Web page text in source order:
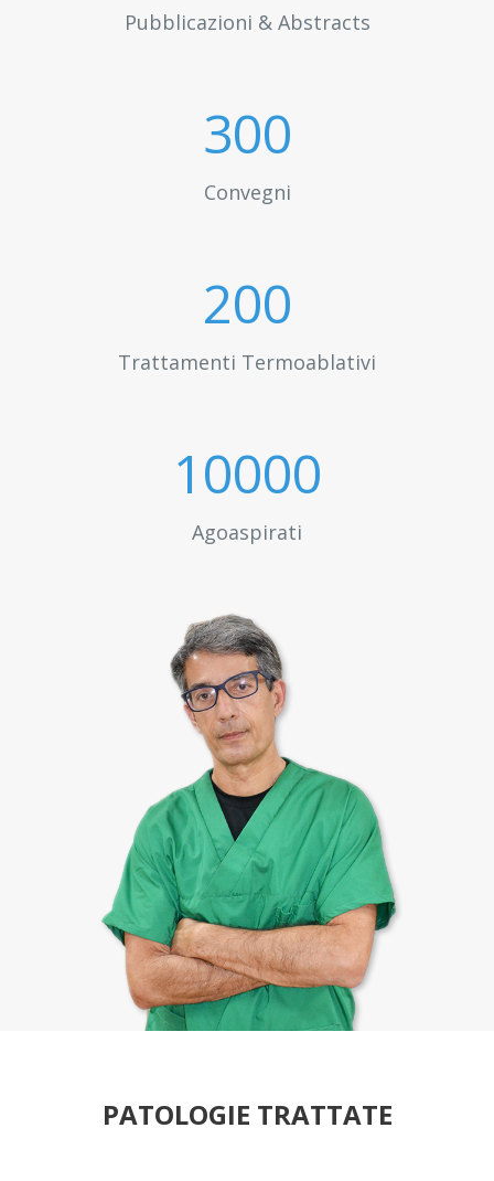
Pubblicazioni & Abstracts
300
Convegni
200
Trattamenti Termoablativi
10000
Agoaspirati
PATOLOGIE TRATTATE